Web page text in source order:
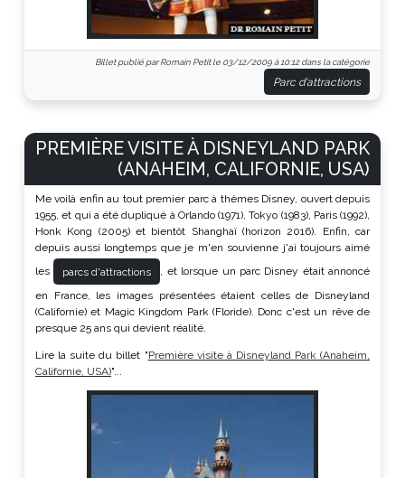
Billet publié par Romain Petit le 03/12/2009 à 10:12 dans la catégorie
Parc d'attractions
PREMIÈRE VISITE À DISNEYLAND PARK
(ANAHEIM, CALIFORNIE, USA)
Me voilà enfin au tout premier parc à thèmes Disney, ouvert depuis
1955, et qui a été dupliqué à Orlando (1971), Tokyo (1983), Paris (1992),
Honk Kong (2005) et bientôt Shanghaï (horizon 2016). Enfin, car
depuis aussi longtemps que je m'en souvienne j'ai toujours aimé
les
parcs d'attractions
, et lorsque un parc Disney était annoncé
en France, les images présentées étaient celles de Disneyland
(Californie) et Magic Kingdom Park (Floride). Donc c'est un rêve de
presque 25 ans qui devient réalité.
Lire la suite du billet "Première visite à Disneyland Park (Anaheim,
Californie, USA)"...